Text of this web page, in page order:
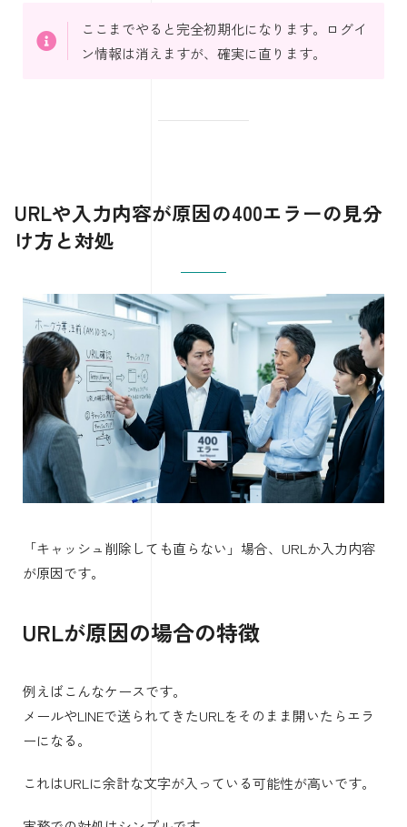
ここまでやると完全初期化になります。ログイ
ン情報は消えますが、確実に直ります。
URLや入力内容が原因の400エラーの見分
け方と対処
「キャッシュ削除しても直らない」場合、URLか入力内容
が原因です。
URLが原因の場合の特徴
例えばこんなケースです。
メールやLINEで送られてきたURLをそのまま開いたらエラ
ーになる。
これはURLに余計な文字が入っている可能性が高いです。